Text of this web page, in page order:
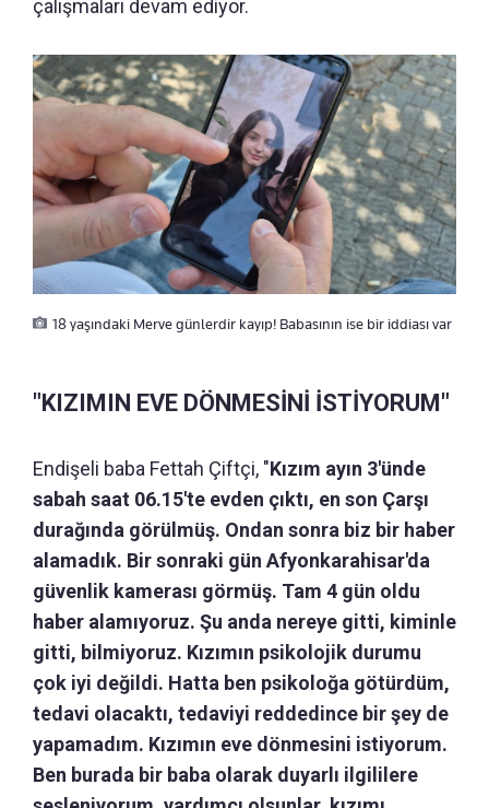
çalışmaları devam ediyor.
18 yaşındaki Merve günlerdir kayıp! Babasının ise bir iddiası var
"KIZIMIN EVE DÖNMESİNİ İSTİYORUM"
Endişeli baba Fettah Çiftçi, "Kızım ayın 3'ünde
sabah saat 06.15'te evden çıktı, en son Çarşı
durağında görülmüş. Ondan sonra biz bir haber
alamadık. Bir sonraki gün Afyonkarahisar'da
güvenlik kamerası görmüş. Tam 4 gün oldu
haber alamıyoruz. Şu anda nereye gitti, kiminle
gitti, bilmiyoruz. Kızımın psikolojik durumu
çok iyi değildi. Hatta ben psikoloğa götürdüm,
tedavi olacaktı, tedaviyi reddedince bir şey de
yapamadım. Kızımın eve dönmesini istiyorum.
Ben burada bir baba olarak duyarlı ilgililere